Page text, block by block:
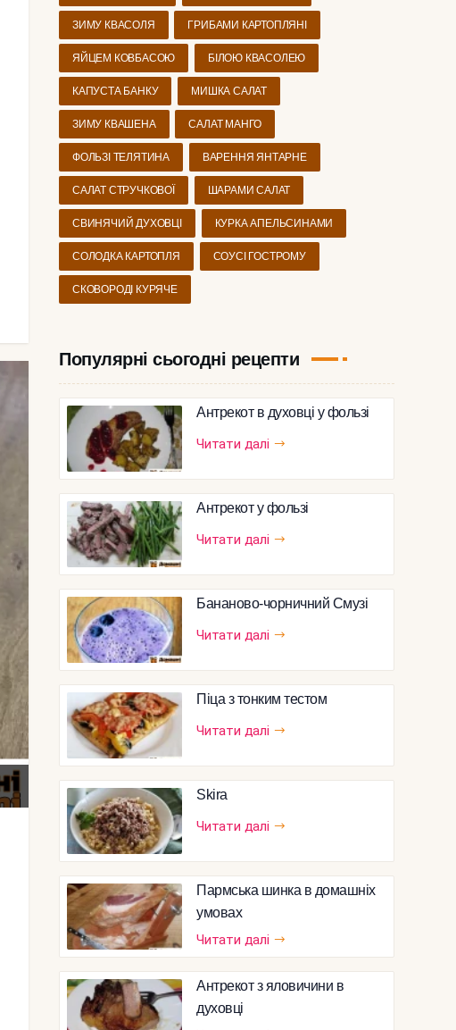
ЗИМУ КВАСОЛЯ ГРИБАМИ КАРТОПЛЯНІ
ЯЙЦЕМ КОВБАСОЮ БІЛОЮ КВАСОЛЕЮ
КАПУСТА БАНКУ МИШКА САЛАТ
ЗИМУ КВАШЕНА САЛАТ МАНГО
ФОЛЬЗІ ТЕЛЯТИНА ВАРЕННЯ ЯНТАРНЕ
САЛАТ СТРУЧКОВОЇ ШАРАМИ САЛАТ
СВИНЯЧИЙ ДУХОВЦІ КУРКА АПЕЛЬСИНАМИ
СОЛОДКА КАРТОПЛЯ СОУСІ ГОСТРОМУ
СКОВОРОДІ КУРЯЧЕ
Популярні сьогодні рецепти
Антрекот в духовці у фользі
Читати далі
Антрекот у фользі
Читати далі
Бананово-чорничний Смузі
Читати далі
Піца з тонким тестом
Читати далі
Skira
Читати далі
Пармська шинка в домашніх
умовах
Читати далі
Антрекот з яловичини в
духовці